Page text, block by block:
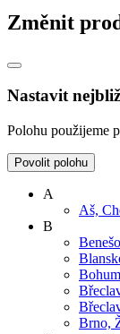
Změnit
Nastavit
Polohu použijeme
Povolit polohu
A
Aš,
B
Brno,